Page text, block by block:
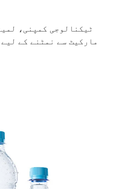
مارکیٹ سے نمٹنے کے